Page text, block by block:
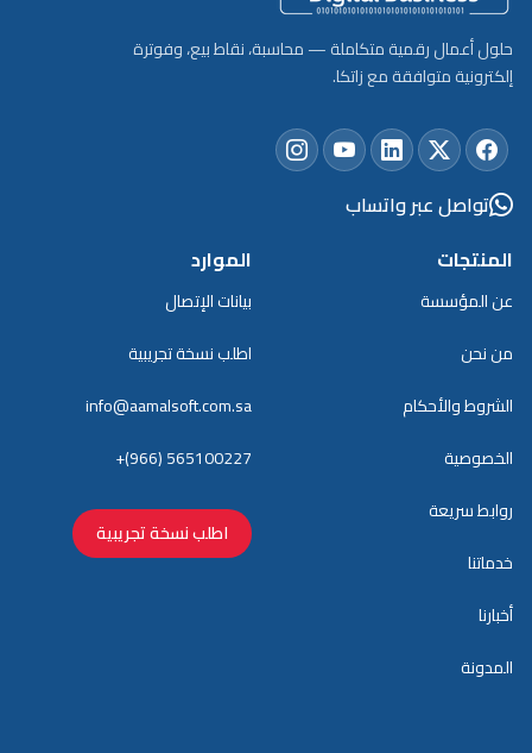
حلول أعمال رقمية متكاملة — محاسبة، نقاط بيع، وفوترة
إلكترونية متوافقة مع زاتكا.
تواصل عبر واتساب
المنتجات
عن المؤسسة
من نحن
الشروط والأحكام
الخصوصية
روابط سريعة
خدماتنا
أخبارنا
المدونة
الموارد
بيانات الإتصال
اطلب نسخة تجريبية
info@aamalsoft.com.sa
+(966) 565100227
اطلب نسخة تجريبية